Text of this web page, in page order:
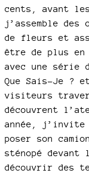
cents, avant
j’assemble des
de fleurs et
être de plus en
avec une série
Que Sais-Je ?
visiteurs
découvrent
année, j’invite
poser son
sténopé
découvrir des